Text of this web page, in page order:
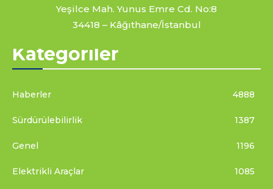
Yeşilce Mah. Yunus Emre Cd. No:8
34418 – Kâğıthane/İstanbul
Kategoriler
Haberler 4888
Sürdürülebilirlik 1387
Genel 1196
Elektrikli Araçlar 1085